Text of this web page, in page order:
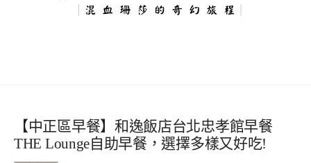
【中正區早餐】和逸飯店台北忠孝館早餐
THE Lounge自助早餐，選擇多樣又好吃!